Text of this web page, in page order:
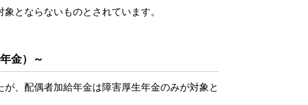
とならないものとされています。
金）～
、配偶者加給年金は障害厚生年金のみが対象と